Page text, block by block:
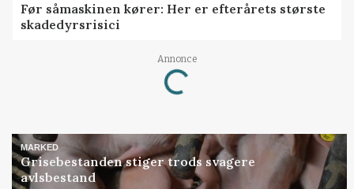
Før såmaskinen kører: Her er efterårets største
skadedyrsrisici
Annonce
Loading...
MARKED
Grisebestanden stiger trods svagere
avlsbestand